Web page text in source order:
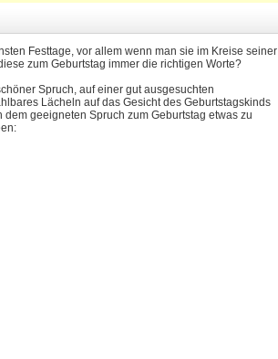
Festtage, vor allem wenn man sie im Kreise seiner
zum Geburtstag immer die richtigen Worte?
Spruch, auf einer gut ausgesuchten
Lächeln auf das Gesicht des Geburtstagskinds
geeigneten Spruch zum Geburtstag etwas zu